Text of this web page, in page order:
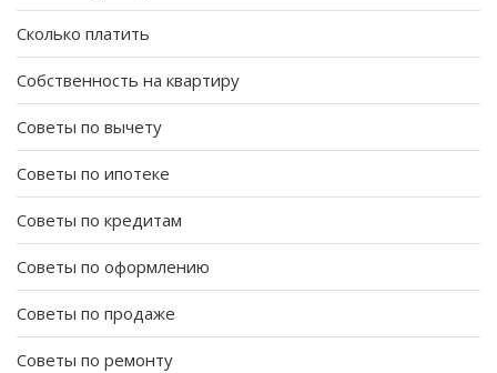
Сколько платить
Собственность на квартиру
Советы по вычету
Советы по ипотеке
Советы по кредитам
Советы по оформлению
Советы по продаже
Советы по ремонту